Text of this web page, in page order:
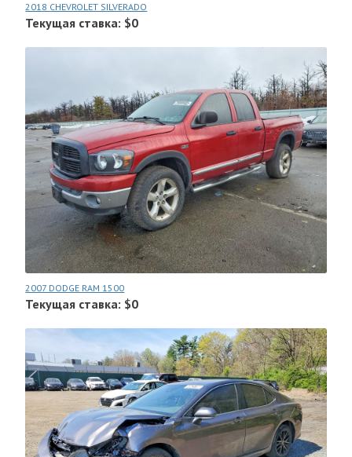
2018 CHEVROLET SILVERADO
Текущая ставка: $0
2007 DODGE RAM 1500
Текущая ставка: $0